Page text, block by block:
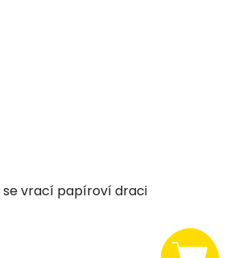
se vrací papíroví draci